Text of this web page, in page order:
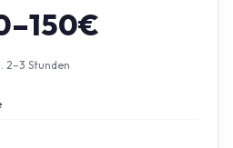
2–3 Stunden